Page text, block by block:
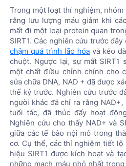
Trong một loạt thí nghiệm,
rằng lưu lượng máu giảm khi
mất đi một loại protein quan
SIRT1. Các nghiên cứu trước đây
chậm quá trình lão hóa và kéo
chuột. Ngược lại, sự mất SIRT1
một chất điều chỉnh chính cho
sửa chữa DNA, NAD + đã được
thế kỷ trước. Nghiên cứu trước
người khác đã chỉ ra rằng
tuổi tác, đã thúc đẩy hoạt
Nghiên cứu cho thấy NAD+ và
giữa các tế bào nội mô trong
cơ. Cụ thể, các thí nghiệm tiết
hiệu SIRT1 được kích hoạt và
những mạch máu nhỏ nhất